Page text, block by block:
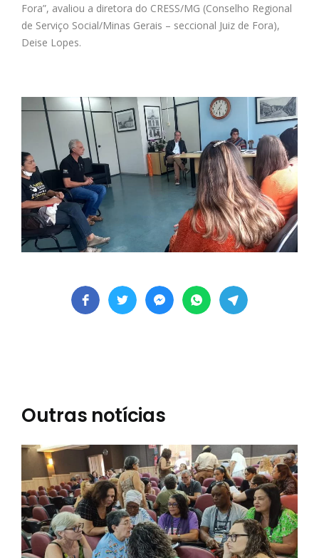
Fora”, avaliou a diretora do CRESS/MG (Conselho Regional
de Serviço Social/Minas Gerais – seccional Juiz de Fora),
Deise Lopes.
Outras notícias